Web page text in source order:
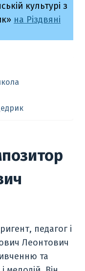
культурі з
на Різдвяні
педагог і
Леонтович
та